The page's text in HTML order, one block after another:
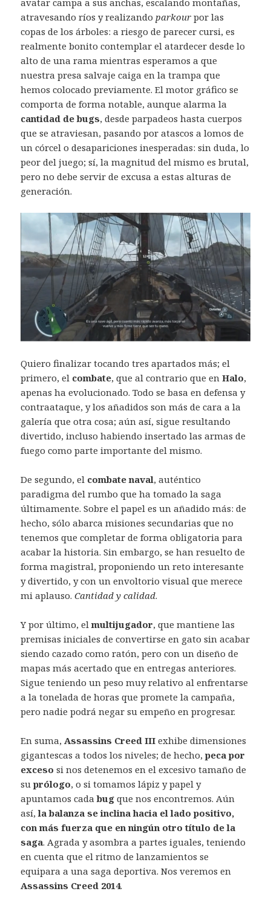
atravesando ríos y realizando parkourpor las
copas de los árboles: a riesgo de parecer cursi, es
realmente bonito contemplar el atardecer desde lo
alto de una rama mientras esperamos a que
nuestra presa salvaje caiga en la trampa que
hemos colocado previamente. El motor gráfico se
comporta de forma notable, aunque alarma la
cantidad de bugs, desde parpadeos hasta cuerpos
que se atraviesan, pasando por atascos a lomos de
un córcel o desapariciones inesperadas: sin duda, lo
peor del juego; sí, la magnitud del mismo es brutal,
pero no debe servir de excusa a estas alturas de
generación.
Quiero finalizar tocando tres apartados más; el
primero, el combate, que al contrario que enHalo,
apenas ha evolucionado. Todo se basa en defensa y
contraataque, y los añadidos son más de cara a la
galería que otra cosa; aún así, sigue resultando
divertido, incluso habiendo insertado las armas de
fuego como parte importante del mismo.
De segundo, el combate naval, auténtico
paradigma del rumbo que ha tomado la saga
últimamente. Sobre el papel es un añadido más: de
hecho, sólo abarca misiones secundarias que no
tenemos que completar de forma obligatoria para
acabar la historia. Sin embargo, se han resuelto de
forma magistral, proponiendo un reto interesante
y divertido, y con un envoltorio visual que merece
mi aplauso.Cantidad y calidad.
Y por último, elmultijugador, que mantiene las
premisas iniciales de convertirse en gato sin acabar
siendo cazado como ratón, pero con un diseño de
mapas más acertado que en entregas anteriores.
Sigue teniendo un peso muy relativo al enfrentarse
a la tonelada de horas que promete la campaña,
pero nadie podrá negar su empeño en progresar.
En suma, Assassins Creed IIIexhibe dimensiones
gigantescas a todos los niveles; de hecho, peca por
exceso si nos detenemos en el excesivo tamaño de
suprólogo, o si tomamos lápiz y papel y
apuntamos cadabugque nos encontremos. Aún
así,la balanza se inclina hacia el lado positivo,
con más fuerza que en ningún otro título de la
saga. Agrada y asombra a partes iguales, teniendo
en cuenta que el ritmo de lanzamientos se
equipara a una saga deportiva. Nos veremos en
Assassins Creed 2014.